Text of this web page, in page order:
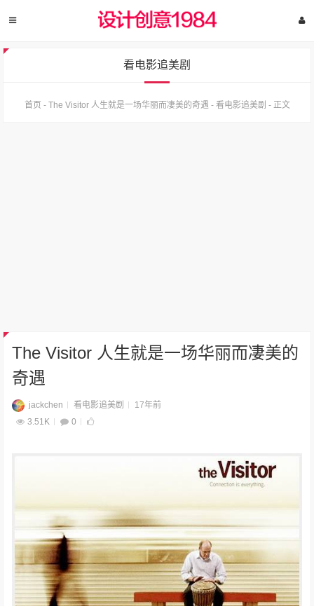
看电影追美剧
首页 - The Visitor 人生就是一场华丽而凄美的奇遇 - 看电影追美剧 - 正文
The Visitor 人生就是一场华丽而凄美的
奇遇
jackchen 看电影追美剧
17年前
3.51K
0